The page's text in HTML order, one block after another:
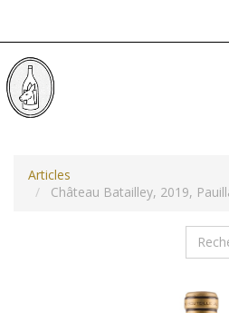
Articles
Château Batailley, 2019,